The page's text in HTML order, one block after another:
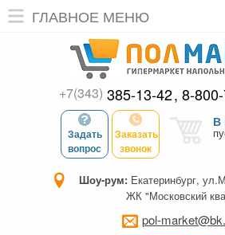
ГЛАВНОЕ МЕНЮ
+7(343) 385-13-42 8-
Задать
вопрос
Заказать
звонок
В
Шоу-рум: Екатеринбург,
ЖК "Московский
pol-